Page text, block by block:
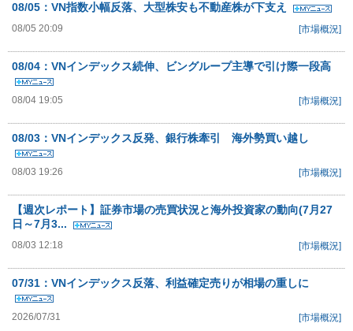
08/05：VN指数小幅反落、大型株安も不動産株が下支え
08/05 20:09 [市場概況]
08/04：VNインデックス続伸、ビングループ主導で引け際一段高
08/04 19:05 [市場概況]
08/03：VNインデックス反発、銀行株牽引 海外勢買い越し
08/03 19:26 [市場概況]
【週次レポート】証券市場の売買状況と海外投資家の動向(7月27
日～7月3...
08/03 12:18 [市場概況]
07/31：VNインデックス反落、利益確定売りが相場の重しに
2026/07/31 [市場概況]